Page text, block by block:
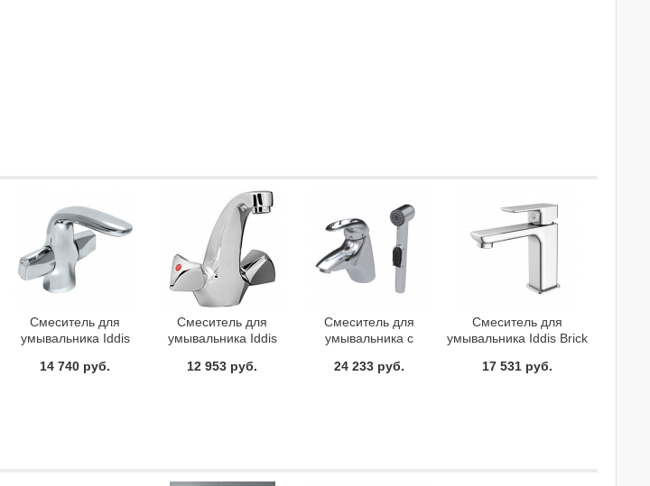
Смеситель для
умывальника Iddis
14 740 руб.
Смеситель для
умывальника Iddis
12 953 руб.
Смеситель для
умывальника с
Iddis Carlow
24 233 руб.
Смеситель для
умывальника Iddis Brick
17 531 руб.